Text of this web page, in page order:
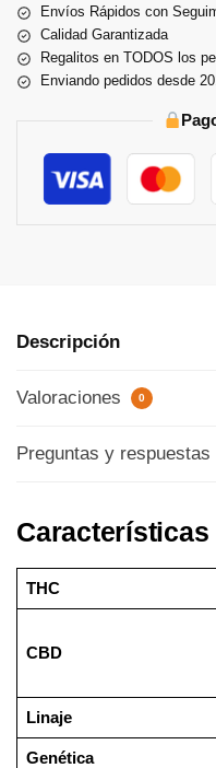
Envíos Rápidos con
Calidad Garantizada
Regalitos en TODOS los
Enviando pedidos desde
Descripción
Valoraciones 0
Preguntas y respuestas
Características
THC
CBD
Linaje
Genética